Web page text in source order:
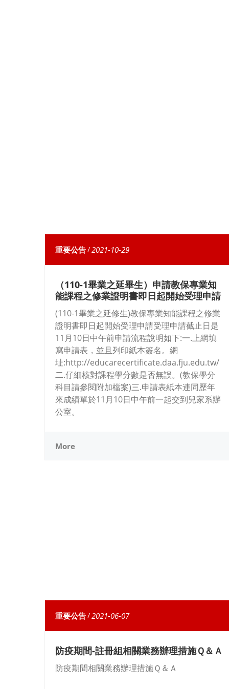
重要公告/2021-10-29
（110-1畢業之延畢生）申請教保專業知
能課程之修業證明書即日起開始受理申請
(110-1畢業之延修生)教保專業知能課程之修業
證明書即日起開始受理申請受理申請截止日是
11月10日中午前申請流程說明如下:一.上網填
寫申請表，並且列印紙本簽名。網
址:http://educarecertificate.daa.fju.edu.tw/
二.仔細核對課程學分數是否無誤。(教保學分
科目請參閱附加檔案)三.申請表紙本連同歷年
來成績單於11月10日中午前一起交到兒家系辦
公室。
More
重要公告/2021-06-07
防疫期間-註冊組相關業務辦理措施Ｑ＆Ａ
防疫期間相關業務辦理措施Ｑ＆Ａ